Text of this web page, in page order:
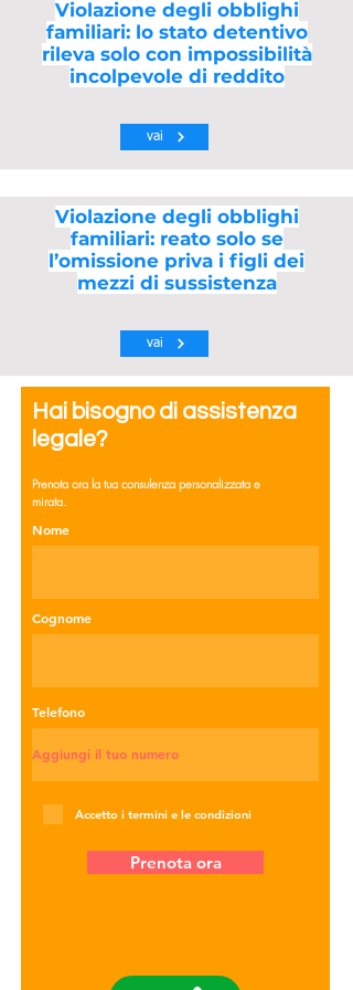
Violazione degli obblighi
familiari: lo stato detentivo
rileva solo con impossibilità
incolpevole di reddito
vai
Violazione degli obblighi
familiari: reato solo se
l’omissione priva i figli dei
mezzi di sussistenza
vai
Hai bisogno di assistenza
legale?
Prenota ora la tua consulenza personalizzata e
mirata.
Nome
Cognome
Telefono
Accetto i termini e le condizioni
Prenota ora